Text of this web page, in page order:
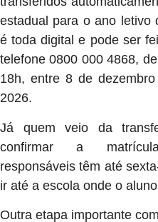
estadual para o ano letivo
é toda digital e pode ser
telefone 0800 000 4868,
18h, entre 8 de
2026.
Já quem veio da
confirmar a
responsáveis têm até
ir até a escola onde o
Outra etapa importante